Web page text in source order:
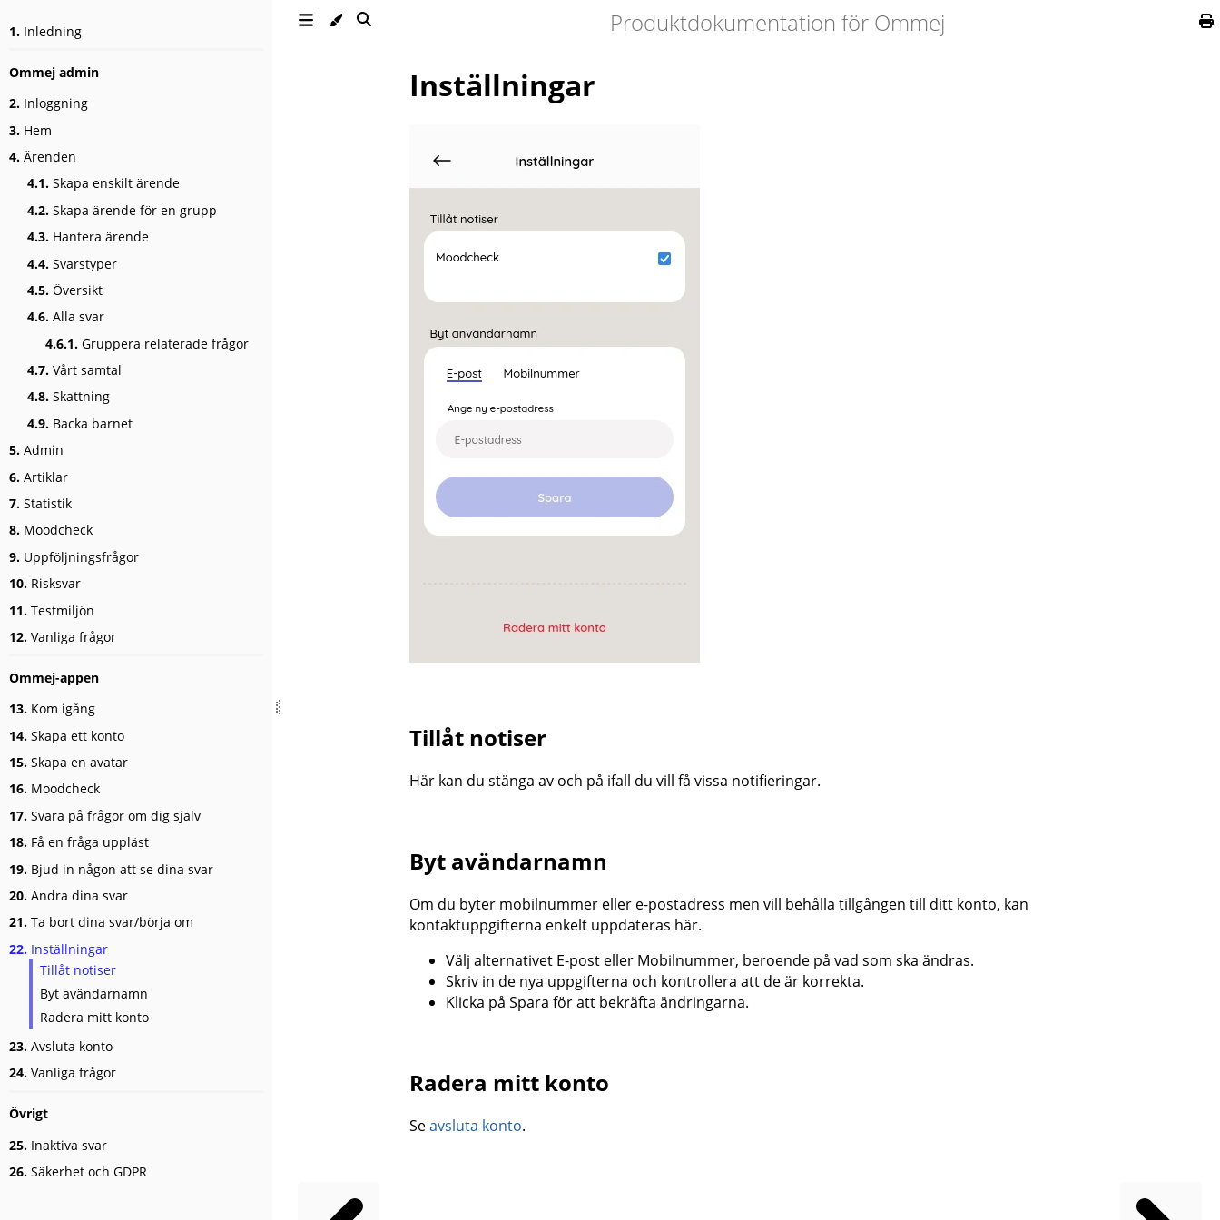
1. Inledning
Ommej admin
2. Inloggning
3. Hem
4. Ärenden
4.1. Skapa enskilt ärende
4.2. Skapa ärende för en grupp
4.3. Hantera ärende
4.4. Svarstyper
4.5. Översikt
4.6. Alla svar
4.6.1. Gruppera relaterade frågor
4.7. Vårt samtal
4.8. Skattning
4.9. Backa barnet
5. Admin
6. Artiklar
7. Statistik
8. Moodcheck
9. Uppföljningsfrågor
10. Risksvar
11. Testmiljön
12. Vanliga frågor
Ommej-appen
13. Kom igång
14. Skapa ett konto
15. Skapa en avatar
16. Moodcheck
17. Svara på frågor om dig själv
18. Få en fråga uppläst
19. Bjud in någon att se dina svar
20. Ändra dina svar
21. Ta bort dina svar/börja om
22. Inställningar
Tillåt notiser
Byt avändarnamn
Radera mitt konto
23. Avsluta konto
24. Vanliga frågor
Övrigt
25. Inaktiva svar
26. Säkerhet och GDPR
Produktdokumentation för Ommej
Inställningar
Tillåt notiser
Här kan du stänga av och på ifall du vill få vissa notifieringar.
Byt avändarnamn
Om du byter mobilnummer eller e-postadress men vill behålla tillgången till ditt konto, kan
kontaktuppgifterna enkelt uppdateras här.
Välj alternativet E-post eller Mobilnummer, beroende på vad som ska ändras.
Skriv in de nya uppgifterna och kontrollera att de är korrekta.
Klicka på Spara för att bekräfta ändringarna.
Radera mitt konto
Seavsluta konto.